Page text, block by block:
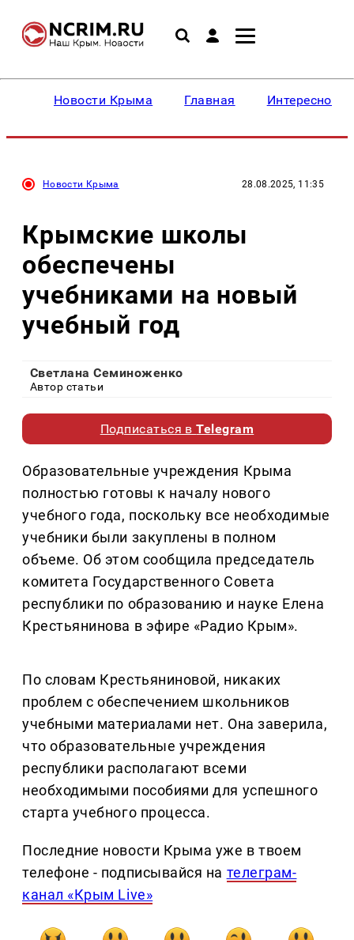
Новости Крыма Главная Интересное
Новости Крыма 28.08.2025, 11:35
Крымские школы
обеспечены
учебниками на новый
учебный год
Светлана Семиноженко
Автор статьи
Подписаться вTelegram
Образовательные учреждения Крыма
полностью готовы к началу нового
учебного года, поскольку все необходимые
учебники были закуплены в полном
объеме. Об этом сообщила председатель
комитета Государственного Совета
республики по образованию и науке Елена
Крестьянинова в эфире «Радио Крым».
По словам Крестьяниновой, никаких
проблем с обеспечением школьников
учебными материалами нет. Она заверила,
что образовательные учреждения
республики располагают всеми
необходимыми пособиями для успешного
старта учебного процесса.
Последние новости Крыма уже в твоем
телефоне - подписывайся на телеграм-
канал «Крым Live»